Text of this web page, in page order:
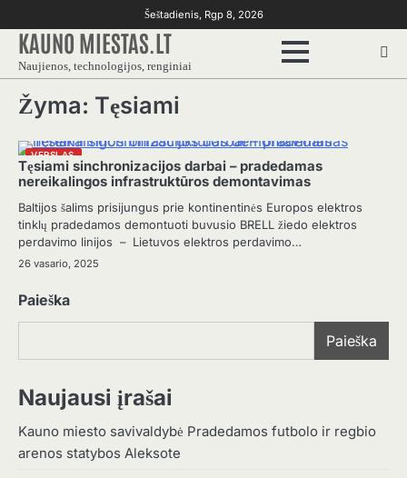
to
content
Šeštadienis, Rgp 8, 2026
KAUNO MIESTAS.LT
Naujienos, technologijos, renginiai
Žyma: Tęsiami
VERSLAS
Tęsiami sinchronizacijos darbai – pradedamas
nereikalingos infrastruktūros demontavimas
Baltijos šalims prisijungus prie kontinentinės Europos elektros
tinklų pradedamos demontuoti buvusio BRELL žiedo elektros
perdavimo linijos – Lietuvos elektros perdavimo…
26 vasario, 2025
Paieška
Paieška
Naujausi įrašai
Kauno miesto savivaldybė Pradedamos futbolo ir regbio
arenos statybos Aleksote